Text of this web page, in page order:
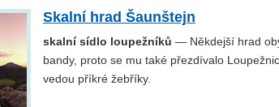
Skalní hrad Šaunštejn
skalní sídlo loupežníků — Někdejší hrad
bandy, proto se mu také přezdívalo
vedou příkré žebříky.